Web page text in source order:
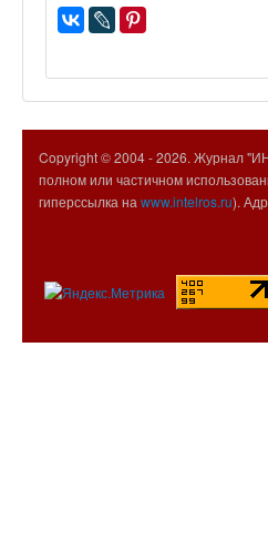
Copyright © 2004 -2026. Журнал
полном или частичном
гиперссылка на www.intelros.ru).